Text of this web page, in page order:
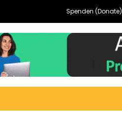
Spenden (Donate)